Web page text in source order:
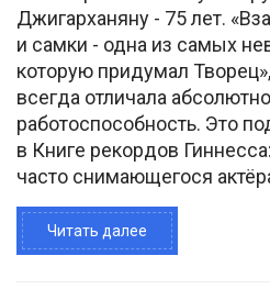
Джигарханяну - 75 лет.
и самки - одна из самых
которую придумал
всегда отличала
работоспособность. Это
в Книге рекордов
часто снимающегося
Читать далее